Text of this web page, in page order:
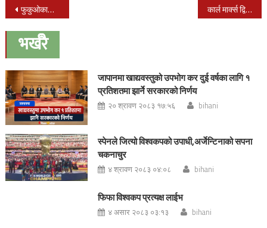
Post
navigation
फुकुओकामा भोली हुने भनीएको फुटसल प्रतीयोगीता स्थगीत कार्ल मार्क्स द्विशतवार्षिकी प्रशिक्षण बाँकेको नेपालगन्जमा शुरु
भर्खरै
जापानमा खाद्यवस्तुको उपभोग कर दुई वर्षका लागि १
प्रतिशतमा झार्ने सरकारको निर्णय
२० श्रावण २०८३ १७:५६ bihani
स्पेनले जित्यो विश्वकपको उपाधी,अर्जेन्टिनाको सपना
चकनाचुर
४ श्रावण २०८३ ०४:०८ bihani
फिफा विश्वकप प्रत्यक्ष लाईभ
४ असार २०८३ ०३:१३ bihani